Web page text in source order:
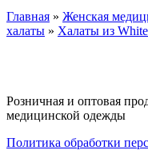
Вы здесь
Главная » Женская
халаты » Халаты из
Розничная и оптовая
медицинской одежды
Политика обработки